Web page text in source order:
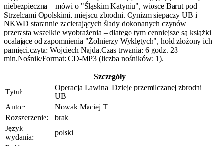
niebezpieczna – mówi o "Śląskim Katyniu", wiosce Barut pod
Strzelcami Opolskimi, miejscu zbrodni. Cynizm siepaczy UB i
NKWD starannie zacierających ślady dokonanych czynów
przerasta wszelkie wyobrażenia – dlatego tym cenniejsze są książki
ocalające od zapomnienia "Żołnierzy Wyklętych", hołd złożony ich
pamięci.czyta: Wojciech Najda.Czas trwania: 6 godz. 28
min.Nośnik/Format: CD-MP3 (liczba nośników: 1).
Szczegóły
Tytuł
Operacja Lawina. Dzieje przemilczanej zbrodni
UB
Autor:
Nowak Maciej T.
Rozszerzenie:
brak
Język
wydania:
polski